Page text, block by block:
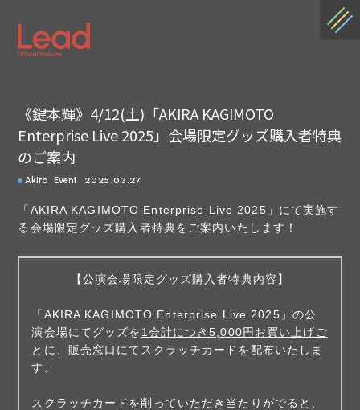
《鍵本輝》4/12(土)「AKIRA KAGIMOTO
Enterprise Live 2025」会場限定グッズ購入者特典
のご案内
Akira Event 2025.03.27
「AKIRA KAGIMOTO Enterprise Live 2025」にて実施す
る会場限定グッズ購入者特典をご案内いたします！
【公演会場限定グッズ購入者特典内容】
「AKIRA KAGIMOTO Enterprise Live 2025」の公
演会場にてグッズを 1会計につき5,000円お買い上げご
と に、販売窓口にてスクラッチカードを配布いたしま
す。
スクラッチカードを削っていただき当たりがでると、